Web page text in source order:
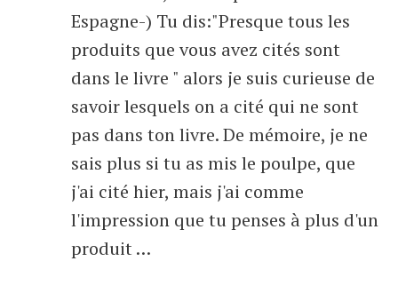
Espagne-) Tu dis:"Presque tous les
produits que vous avez cités sont
dans le livre " alors je suis curieuse de
savoir lesquels on a cité qui ne sont
pas dans ton livre. De mémoire, je ne
sais plus si tu as mis le poulpe, que
j'ai cité hier, mais j'ai comme
l'impression que tu penses à plus d'un
produit …